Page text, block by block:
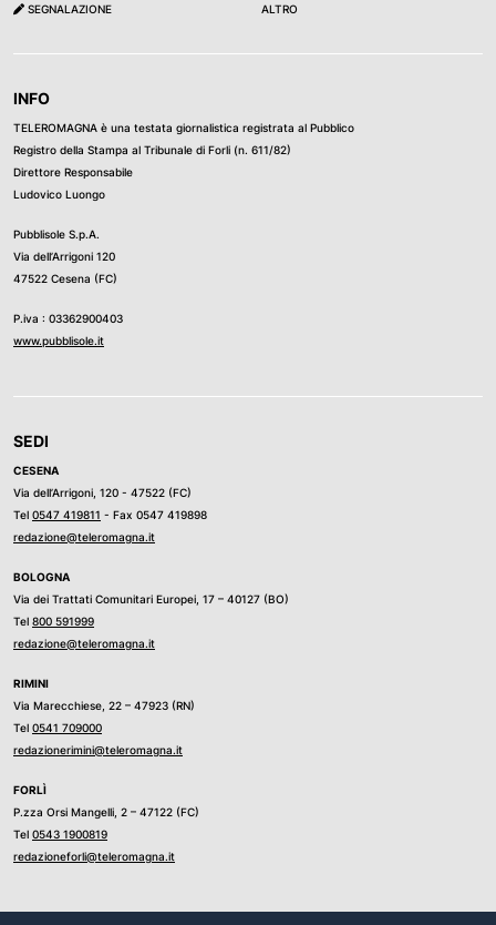
SEGNALAZIONE ALTRO
INFO
TELEROMAGNA è una testata giornalistica registrata al Pubblico
Registro della Stampa al Tribunale di Forli (n. 611/82)
Direttore Responsabile
Ludovico Luongo
Pubblisole S.p.A.
Via dell’Arrigoni 120
47522 Cesena (FC)
P.iva : 03362900403
www.pubblisole.it
SEDI
CESENA
Via dell’Arrigoni, 120 - 47522 (FC)
Tel 0547 419811 - Fax 0547 419898
redazione@teleromagna.it
BOLOGNA
Via dei Trattati Comunitari Europei, 17 – 40127 (BO)
Tel 800 591999
redazione@teleromagna.it
RIMINI
Via Marecchiese, 22 – 47923 (RN)
Tel 0541 709000
redazionerimini@teleromagna.it
FORLÌ
P.zza Orsi Mangelli, 2 – 47122 (FC)
Tel 0543 1900819
redazioneforli@teleromagna.it